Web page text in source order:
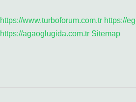
https://www.turboforum.com.tr https://
https://agaoglugida.com.tr Sitemap